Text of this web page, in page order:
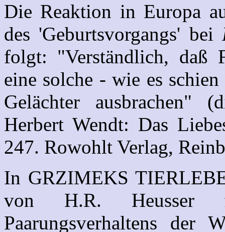
Die Reaktion in Europa
des 'Geburtsvorgangs' bei
folgt: "Verständlich, daß
eine solche - wie es
Gelächter ausbrachen"
Herbert Wendt: Das
247. Rowohlt Verlag,
In GRZIMEKS
von H.R. Heusser
Paarungsverhaltens der